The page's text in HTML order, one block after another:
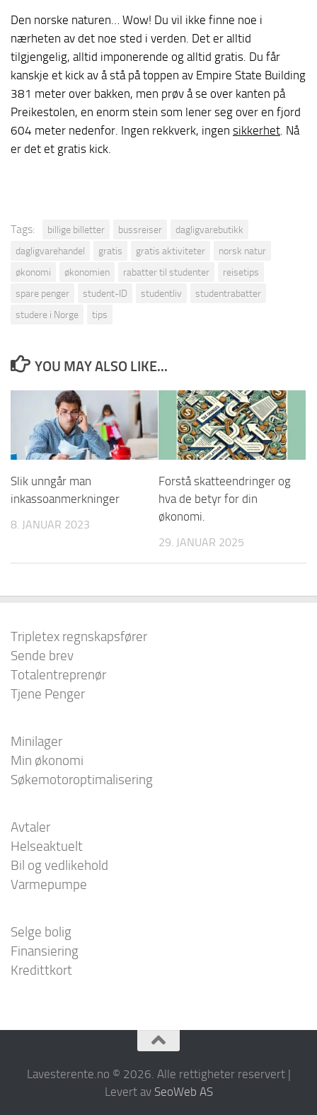
Den norske naturen… Wow! Du vil ikke finne noe i
nærheten av det noe sted i verden. Det er alltid
tilgjengelig, alltid imponerende og alltid gratis. Du får
kanskje et kick av å stå på toppen av Empire State Building
381 meter over bakken, men prøv å se over kanten på
Preikestolen, en enorm stein som lener seg over en fjord
604 meter nedenfor. Ingen rekkverk, ingen sikkerhet . Nå
er det et gratis kick.
Tags: billige billetter bussreiser
dagligvarebutikk
dagligvarehandel
gratis gratis aktiviteter
norsk natur
økonomi
økonomien rabatter til studenter
reisetips
spare penger
student-ID studentliv
studentrabatter
studere i Norge
tips
YOU MAY ALSO LIKE...
Slik unngår man
inkassoanmerkninger
8. JANUAR 2023
Forstå skatteendringer og
hva de betyr for din
økonomi.
29. JANUAR 2025
Tripletex regnskapsfører
Sende brev
Totalentreprenør
Tjene Penger
Minilager
Min økonomi
Søkemotoroptimalisering
Avtaler
Helseaktuelt
Bil og vedlikehold
Varmepumpe
Selge bolig
Finansiering
Kredittkort
Lavesterente.no © 2026. Alle rettigheter reservert |
Levert av SeoWeb AS